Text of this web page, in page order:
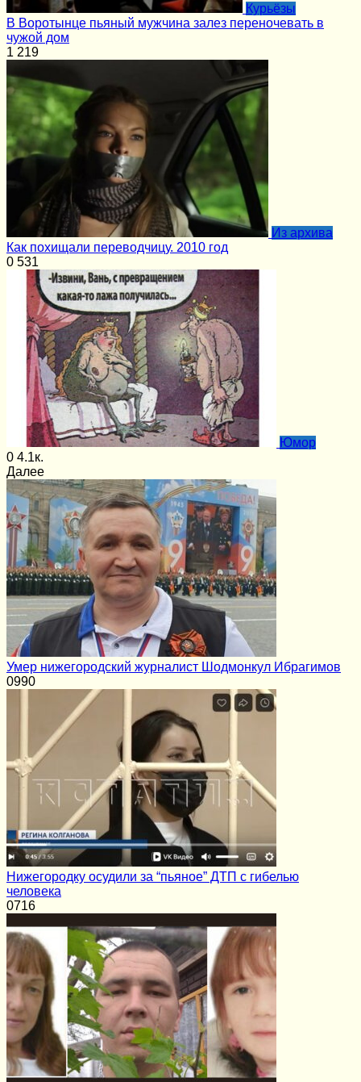
Курьёзы
В Воротынце пьяный мужчина залез переночевать в
чужой дом
1 219
Из архива
Как похищали переводчицу. 2010 год
0 531
Юмор
0 4.1к.
Далее
Умер нижегородский журналист Шодмонкул Ибрагимов
0990
Нижегородку осудили за “пьяное” ДТП с гибелью
человека
0716